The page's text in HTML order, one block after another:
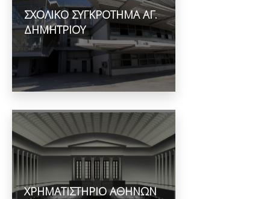
ΣΧΟΛΙΚΟ ΣΥΓΚΡΟΤΗΜΑ ΑΓ.
ΔΗΜΗΤΡΙΟΥ
ΧΡΗΜΑΤΙΣΤΗΡΙΟ ΑΘΗΝΩΝ